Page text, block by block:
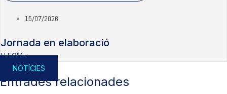
15/07/2026
Jornada en elaboració
LLEGIR +
NOTÍCIES
Entrades relacionades